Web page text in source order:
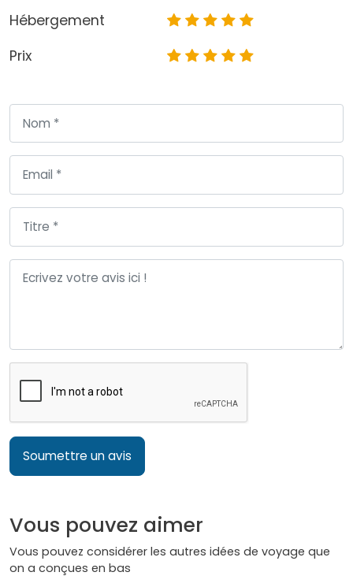
Hébergement
Prix
Soumettre un avis
Vous pouvez aimer
Vous pouvez considérer les autres idées de voyage que
on a conçues en bas